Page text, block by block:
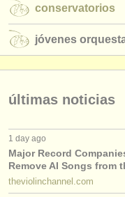
conservatorios
jóvenes
últimas noticias
1 day ago
Major Record
Remove AI Songs from
theviolinchannel.com